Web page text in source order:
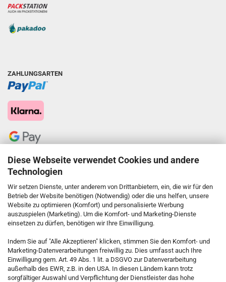
Diese Webseite verwendet Cookies und andere
Technologien
Wir setzen Dienste, unter anderem von Drittanbietern, ein, die wir für den
Betrieb der Website benötigen (Notwendig) oder die uns helfen, unsere
Website zu optimieren (Komfort) und personalisierte Werbung
auszuspielen (Marketing). Um die Komfort- und Marketing-Dienste
einsetzen zu dürfen, benötigen wir Ihre Einwilligung.
Indem Sie auf "Alle Akzeptieren" klicken, stimmen Sie den Komfort- und
Marketing-Datenverarbeitungen freiwillig zu. Dies umfasst auch Ihre
Einwilligung gem. Art. 49 Abs. 1 lit. a DSGVO zur Datenverarbeitung
außerhalb des EWR, z.B. in den USA. In diesen Ländern kann trotz
sorgfältiger Auswahl und Verpflichtung der Dienstleister das hohe
ZAHLUNGSARTEN
KONTAKT
Kostenfreie Service-Hotline
0800 5892815